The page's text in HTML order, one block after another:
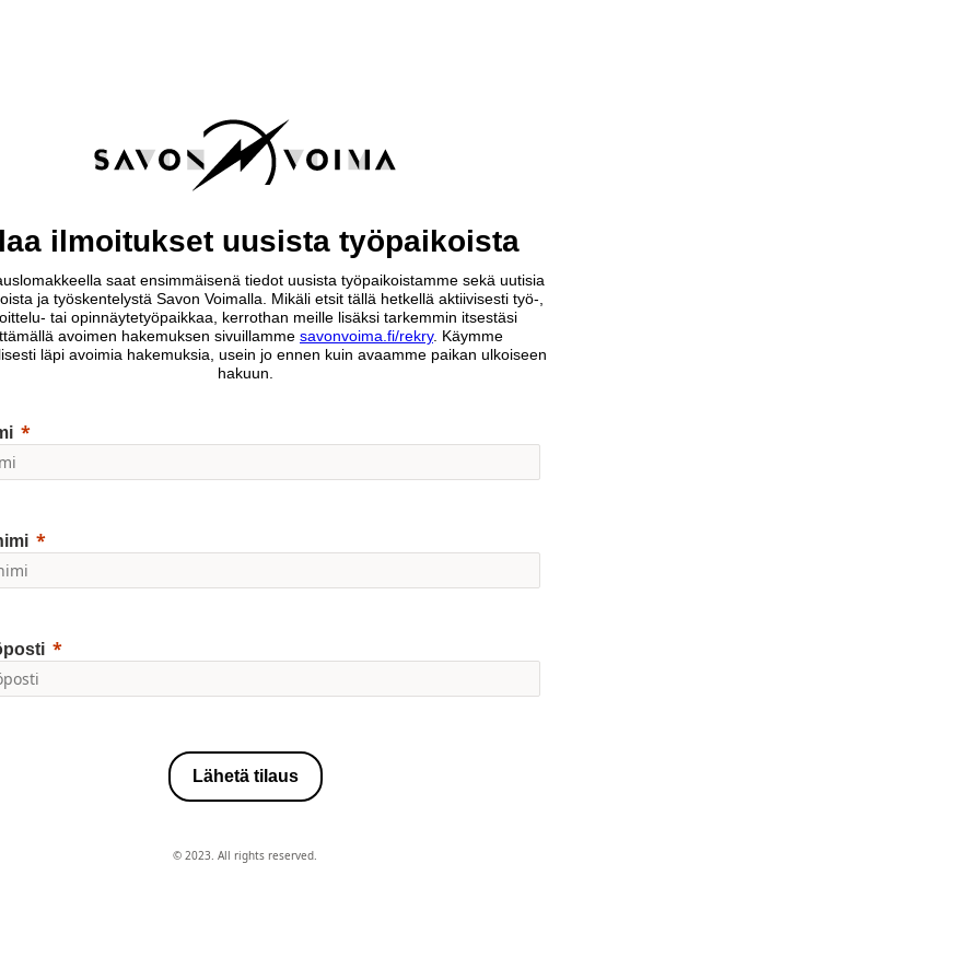
ilmoitukset uusista työpaikoista
saat ensimmäisenä tiedot uusista työpaikoistamme sekä uutisia
ja työskentelystä Savon Voimalla. Mikäli etsit tällä hetkellä aktiivisesti työ-,
tai opinnäytetyöpaikkaa, kerrothan meille lisäksi tarkemmin itsestäsi
avoimen hakemuksen sivuillamme savonvoima.fi/rekry. Käymme
läpi avoimia hakemuksia, usein jo ennen kuin avaamme paikan ulkoiseen
hakuun.
Lähetä tilaus
© 2023. All rights reserved.